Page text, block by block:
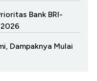
Bank BRI-
Dampaknya Mulai